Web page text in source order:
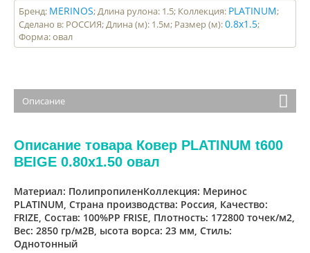
Бренд: MERINOS; Длина рулона: 1.5; Коллекция: PLATINUM;
Сделано в: РОССИЯ; Длина (м): 1.5м; Размер (м):0.8x1.5;
Форма: овал
Описание
Описание товара Ковер PLATINUM t600
BEIGE 0.80x1.50 овал
Материал: ПолипропиленКоллекция: Меринос
PLATINUM, Страна производства: Россия, Качество:
FRIZE, Cостав: 100%PP FRISE, Плотность: 172800 точек/м2,
Вес: 2850 гр/м2В, ысота ворса: 23 мм, Стиль:
Однотонный